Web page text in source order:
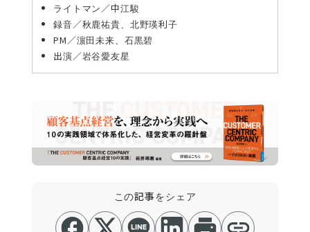
ライトマン／中江駿
録音／秋鹿祐貴、北野瑛利子
PM／濵田未来、石黒碧
出演／岩谷愛友星
この記事をシェア